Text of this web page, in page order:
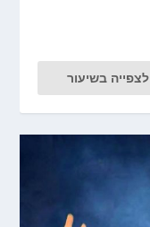
לצפייה בשיעור